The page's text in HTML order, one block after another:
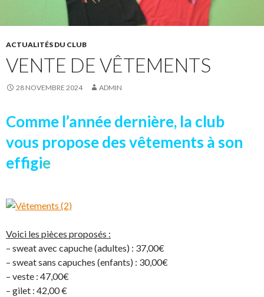
ACTUALITÉS DU CLUB
VENTE DE VÊTEMENTS
28 NOVEMBRE 2024 ADMIN
Comme l’année dernière, la club
vous propose des vêtements à son
effigie
Voici les pièces proposés :
– sweat avec capuche (adultes) : 37,00€
– sweat sans capuches (enfants) : 30,00€
– veste : 47,00€
– gilet : 42,00 €